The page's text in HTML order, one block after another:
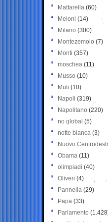
Mattarella (60)
Meloni (14)
Milano (300)
Montezemolo (7)
Monti (357)
moschea (11)
Musso (10)
Muti (10)
Napoli (319)
Napolitano (220)
no global (5)
notte bianca (3)
Nuovo
Obama (11)
olimpiadi (40)
Oliveri (4)
Pannella (29)
Papa (33)
Parlamento